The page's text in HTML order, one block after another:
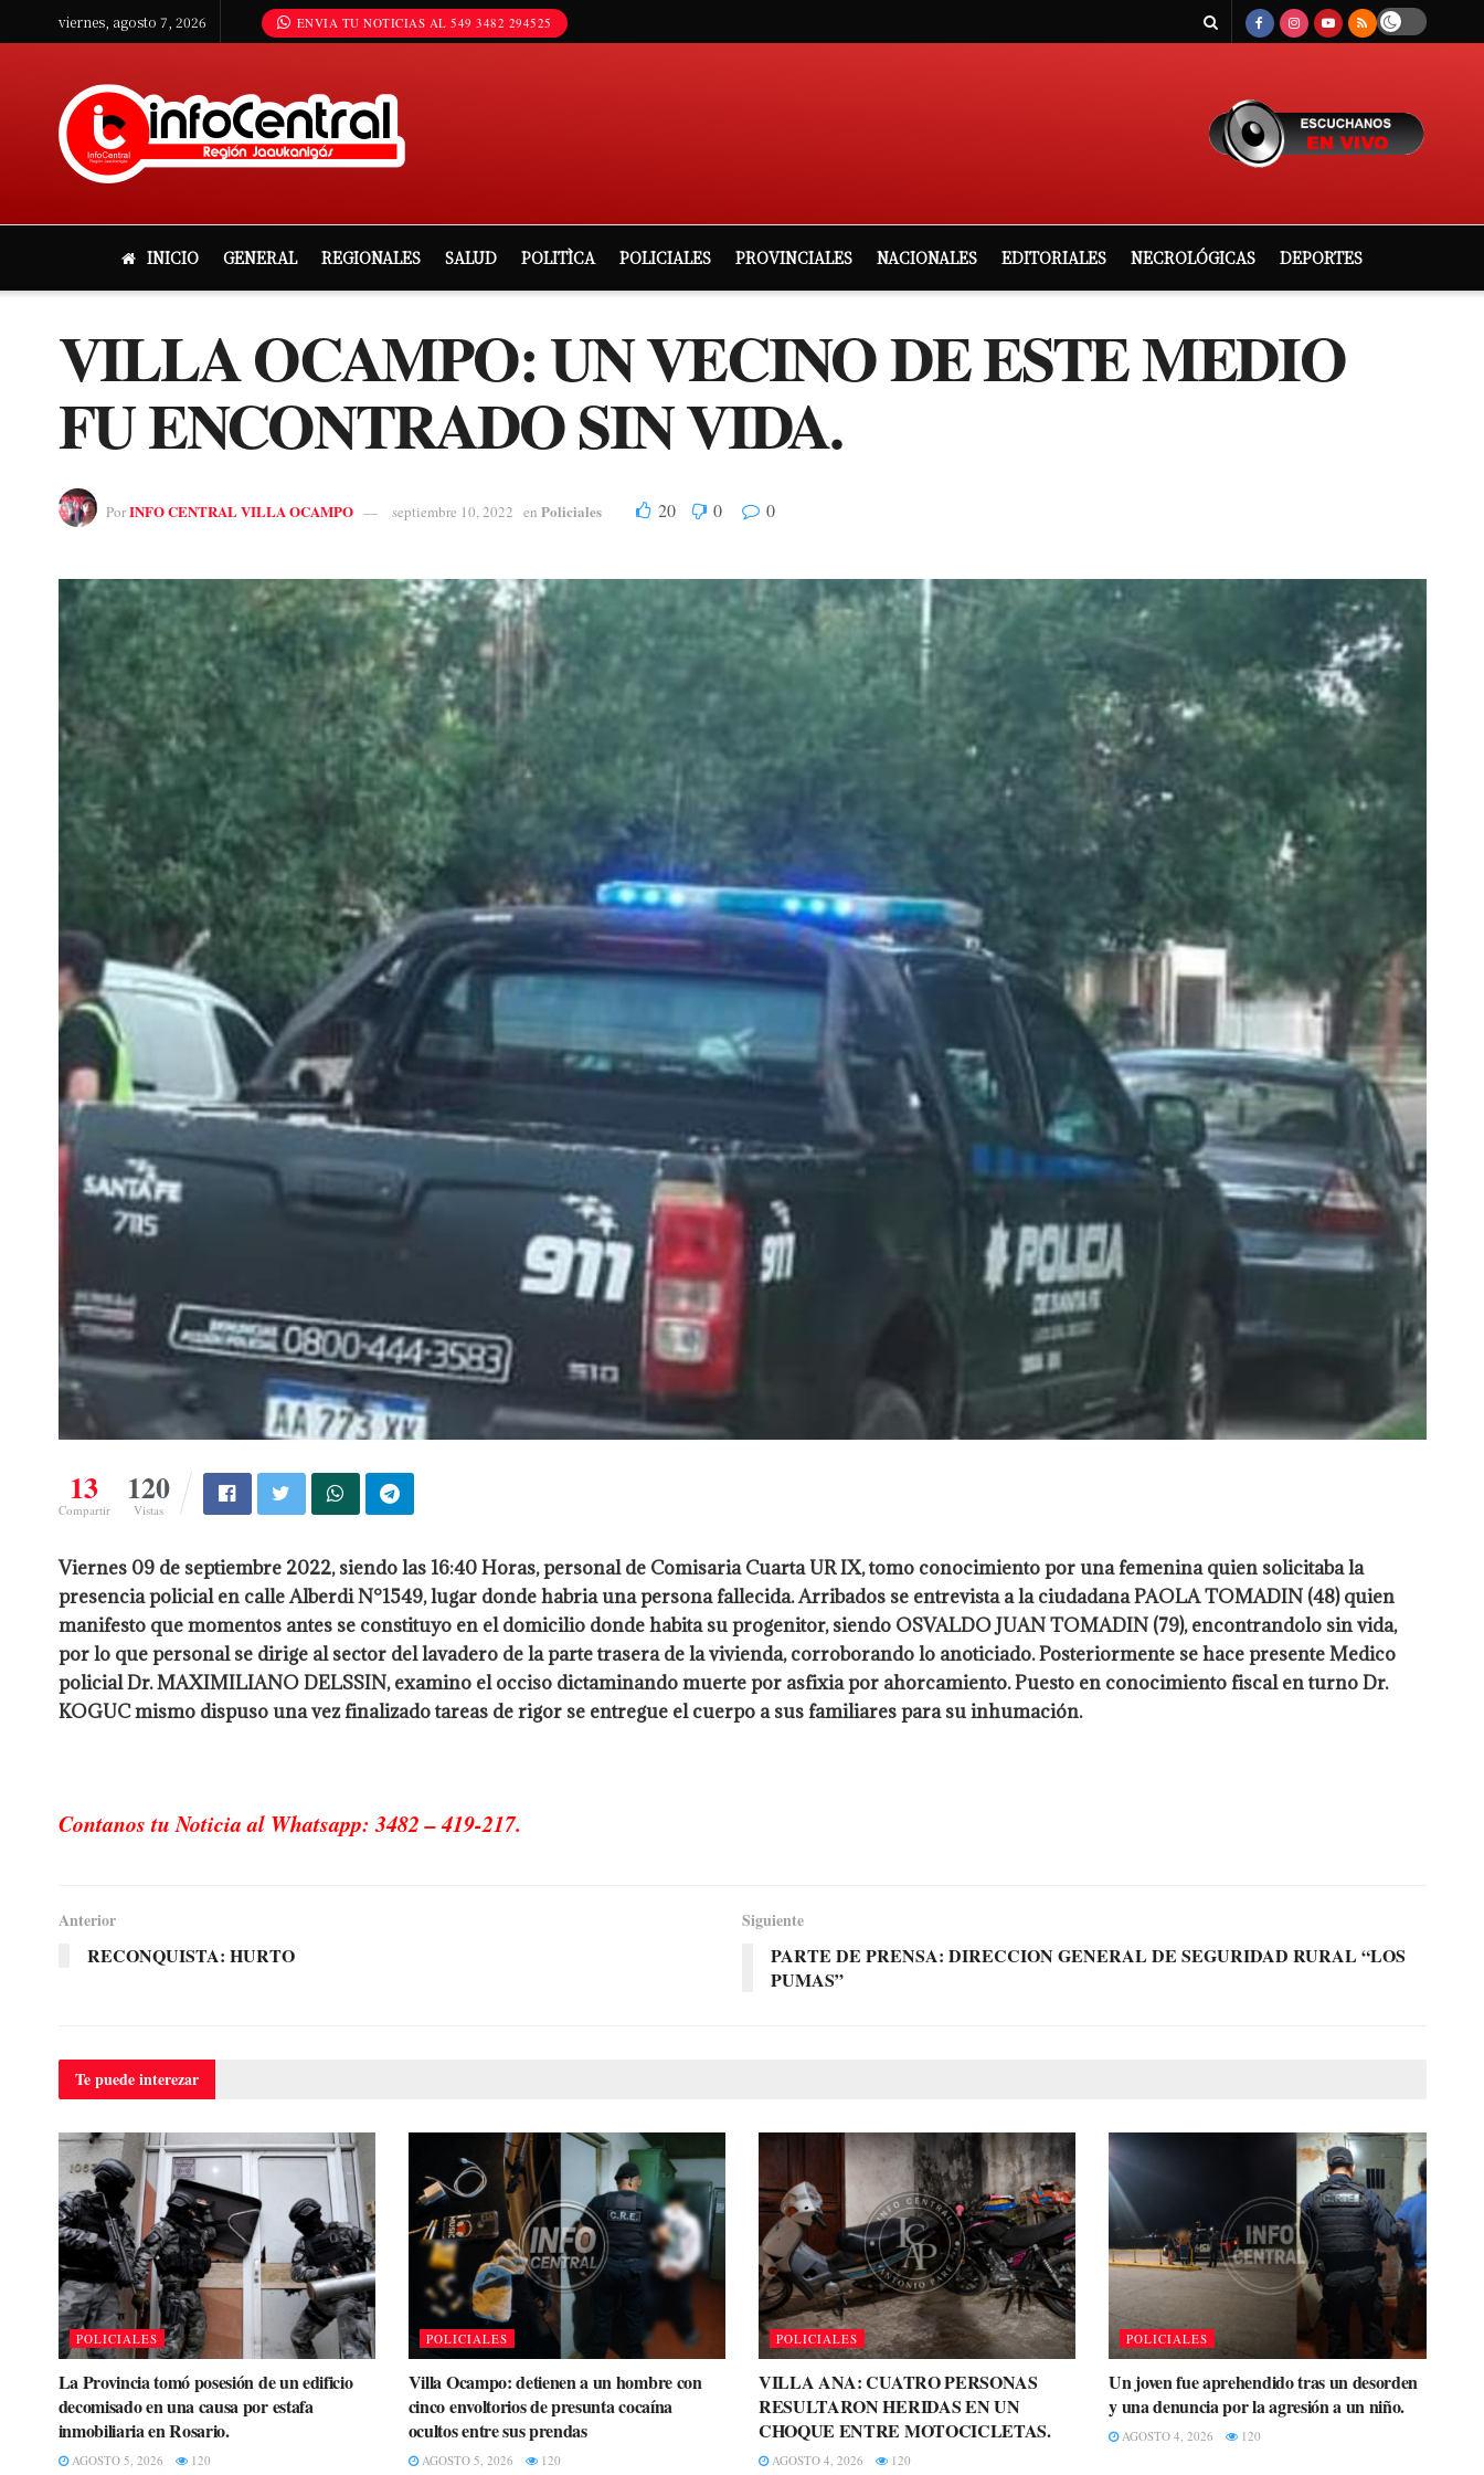
viernes, agosto 7, 2026 ENVIA TU NOTICIAS AL 549 3482 294525
INICIO GENERAL REGIONALES SALUD POLITÌCA POLICIALES PROVINCIALES NACIONALES EDITORIALES NECROLÓGICAS DEPORTES
VILLA OCAMPO: UN VECINO DE ESTE MEDIO
FU ENCONTRADO SIN VIDA.
PorINFO CENTRAL VILLA OCAMPO septiembre 10, 2022 en Policiales 20 0 0
13
Compartir
120
Vistas
Viernes 09 de septiembre 2022, siendo las 16:40 Horas, personal de Comisaria Cuarta UR IX, tomo conocimiento por una femenina quien solicitaba la
presencia policial en calle Alberdi N°1549, lugar donde habria una persona fallecida. Arribados se entrevista a la ciudadana PAOLA TOMADIN (48) quien
manifesto que momentos antes se constituyo en el domicilio donde habita su progenitor, siendo OSVALDO JUAN TOMADIN (79), encontrandolo sin vida,
por lo que personal se dirige al sector del lavadero de la parte trasera de la vivienda, corroborando lo anoticiado. Posteriormente se hace presente Medico
policial Dr. MAXIMILIANO DELSSIN, examino el occiso dictaminando muerte por asfixia por ahorcamiento. Puesto en conocimiento fiscal en turno Dr.
KOGUC mismo dispuso una vez finalizado tareas de rigor se entregue el cuerpo a sus familiares para su inhumación.
Contanos tu Noticia al Whatsapp: 3482 – 419-217.
Anterior
RECONQUISTA: HURTO
Siguiente
PARTE DE PRENSA: DIRECCION GENERAL DE SEGURIDAD RURAL “LOS
PUMAS”
Te puedeinterezar
POLICIALES
La Provincia tomó posesión de un edificio
decomisado en una causa por estafa
inmobiliaria en Rosario.
AGOSTO 5, 2026 120
POLICIALES
Villa Ocampo: detienen a un hombre con
cinco envoltorios de presunta cocaína
ocultos entre sus prendas
AGOSTO 5, 2026 120
POLICIALES
VILLA ANA: CUATRO PERSONAS
RESULTARON HERIDAS EN UN
CHOQUE ENTRE MOTOCICLETAS.
AGOSTO 4, 2026 120
POLICIALES
Un joven fue aprehendido tras un desorden
y una denuncia por la agresión a un niño.
AGOSTO 4, 2026 120